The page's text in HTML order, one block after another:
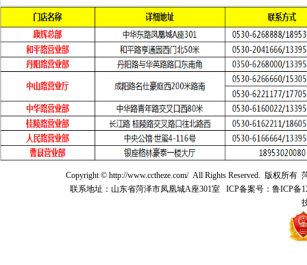
Copyright © http://www.cctheze.com/ All Rights Reserved. 版权所
联系地址：山东省菏泽市凤凰城A座301室 ICP备案号：鲁ICP备